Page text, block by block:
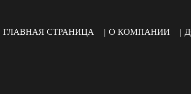
ГЛАВНАЯ СТРАНИЦА О КОМПАНИИ